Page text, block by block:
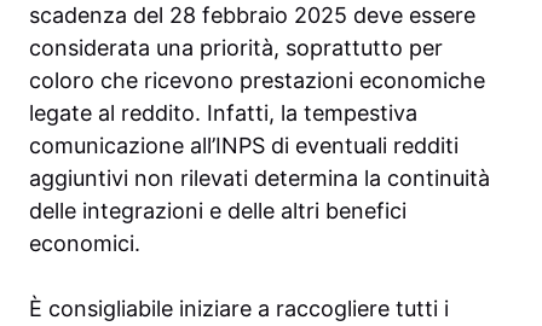
scadenza del 28 febbraio 2025 deve essere
considerata una priorità, soprattutto per
coloro che ricevono prestazioni economiche
legate al reddito. Infatti, la tempestiva
comunicazione all’INPS di eventuali redditi
aggiuntivi non rilevati determina la continuità
delle integrazioni e delle altri benefici
economici.
È consigliabile iniziare a raccogliere tutti i